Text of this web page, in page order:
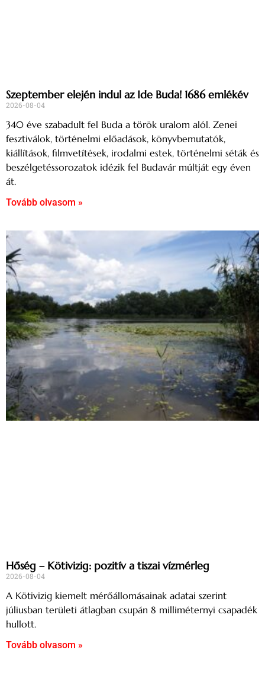
Szeptember elején indul az Ide Buda! 1686 emlékév
2026-08-04
340 éve szabadult fel Buda a török uralom alól. Zenei
fesztiválok, történelmi előadások, könyvbemutatók,
kiállítások, filmvetítések, irodalmi estek, történelmi séták és
beszélgetéssorozatok idézik fel Budavár múltját egy éven
át.
Tovább olvasom »
Hőség – Kötivizig: pozitív a tiszai vízmérleg
2026-08-04
A Kötivizig kiemelt mérőállomásainak adatai szerint
júliusban területi átlagban csupán 8 milliméternyi csapadék
hullott.
Tovább olvasom »